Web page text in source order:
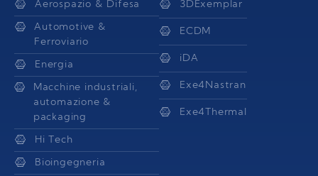
Aerospazio & Difesa
Automotive &
Ferroviario
Energia
Macchine industriali,
automazione &
packaging
Hi Tech
Bioingegneria
3DExemplar
ECDM
iDA
Exe4Nastran
Exe4Thermal